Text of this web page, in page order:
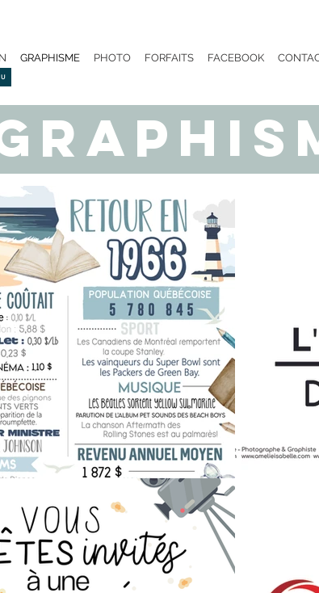
GRAPHISME PHOTO FORFAITS FACEBOOK